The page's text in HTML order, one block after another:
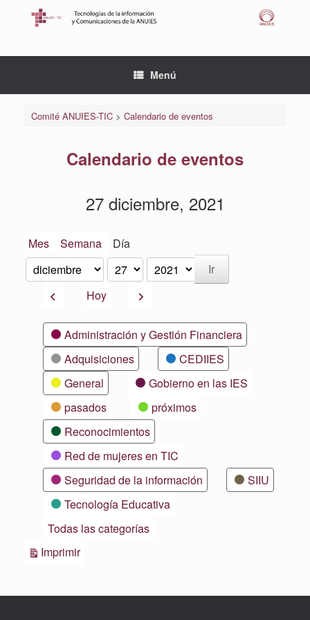
Menú
Comité ANUIES-TIC> Calendario de eventos
Calendario de eventos
27 diciembre, 2021
Mes Semana Día
Mes
Día
Año
AnteriorHoy Siguiente
CategoríasAdministración y Gestión Financiera
Adquisiciones
CEDIIES
General
Gobierno en las IES
pasados
próximos
Reconocimientos
Red de mujeres en TIC
Seguridad de la información
SIIU
Tecnología Educativa
Todas las categorías
ImprimirVistas